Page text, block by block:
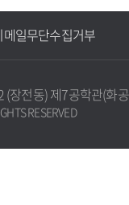
메일무단수집거부
장전동) 제7공학관(화
RESERVED